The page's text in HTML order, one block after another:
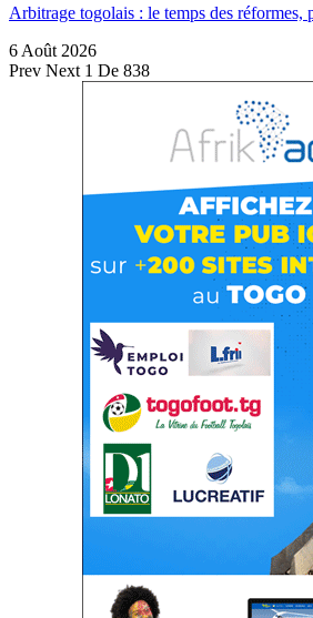
Arbitrage togolais : le temps des réformes,
6 Août 2026
Prev Next 1 De 838